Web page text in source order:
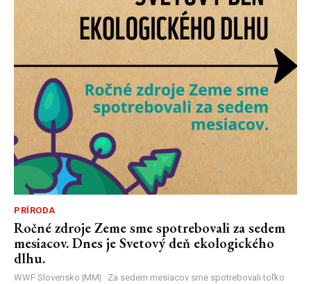
PRÍRODA
Ročné zdroje Zeme sme spotrebovali za sedem
mesiacov. Dnes je Svetový deň ekologického
dlhu.
WWF Slovensko |MM| Za sedem mesiacov sme spotrebovali toľko